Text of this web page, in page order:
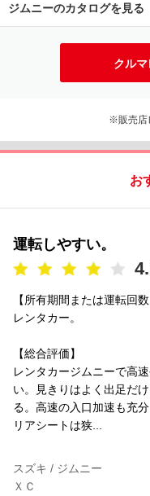
ジムニーのカタログを見る
クル
※販売店
お
運転しやすい。
【所有期間または運転回数
レンタカー。
【総合評価】
レンタカージムニーで高
い。見きりはよく出足だ
る。高速の入口加速も充
リアシートは狭...
スズキ / ジムニー
ＸＣ